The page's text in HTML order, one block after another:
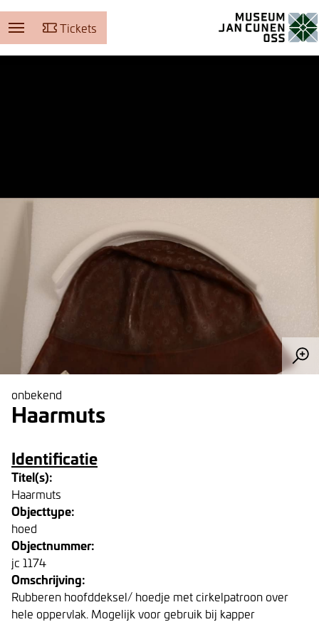
Tickets
onbekend
Haarmuts
Identificatie
Titel(s):
Haarmuts
Objecttype:
hoed
Objectnummer:
jc 1174
Omschrijving:
Rubberen hoofddeksel/ hoedje met cirkelpatroon over
hele oppervlak. Mogelijk voor gebruik bij kapper